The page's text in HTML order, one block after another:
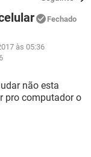
Fechado
às 05:36
não esta
pro computador o